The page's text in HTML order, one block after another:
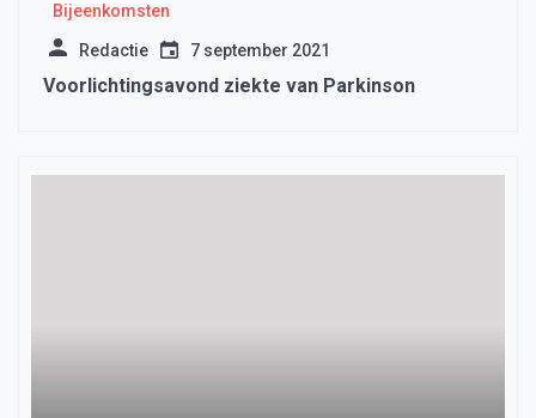
Bijeenkomsten
Redactie 7 september 2021
Voorlichtingsavond ziekte van Parkinson